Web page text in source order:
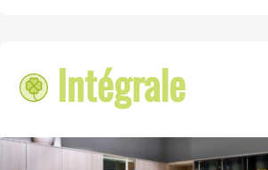
Intégrale